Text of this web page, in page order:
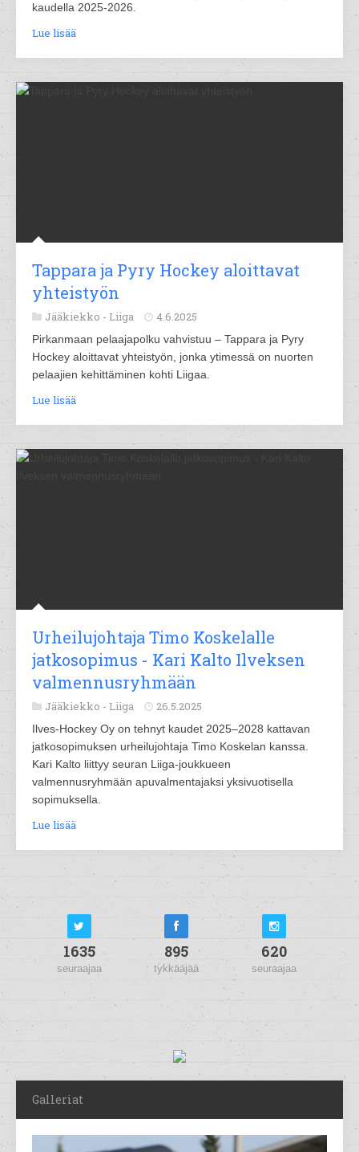
kaudella 2025-2026.
Lue lisää
Tappara ja Pyry Hockey aloittavat
yhteistyön
Jääkiekko - Liiga 4.6.2025
Pirkanmaan pelaajapolku vahvistuu – Tappara ja Pyry
Hockey aloittavat yhteistyön, jonka ytimessä on nuorten
pelaajien kehittäminen kohti Liigaa.
Lue lisää
Urheilujohtaja Timo Koskelalle
jatkosopimus - Kari Kalto Ilveksen
valmennusryhmään
Jääkiekko - Liiga 26.5.2025
Ilves-Hockey Oy on tehnyt kaudet 2025–2028 kattavan
jatkosopimuksen urheilujohtaja Timo Koskelan kanssa.
Kari Kalto liittyy seuran Liiga-joukkueen
valmennusryhmään apuvalmentajaksi yksivuotisella
sopimuksella.
Lue lisää
1635
seuraajaa
895
tykkääjää
620
seuraajaa
Galleriat